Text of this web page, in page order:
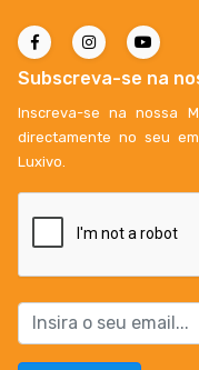
Subscreva-se na
Inscreva-se na nossa
directamente no seu
Luxivo.